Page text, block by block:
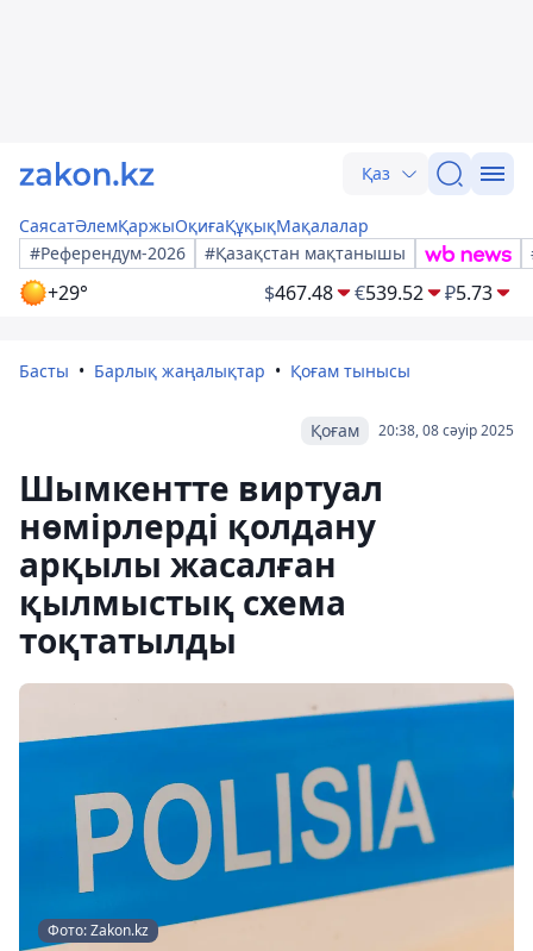
Қаз
СаясатӘлемҚаржыОқиғаҚұқықМақалалар
#Референдум-2026
#Қазақстан мақтанышы
+29° $467.48 €539.52 ₽5.73
Басты Барлық жаңалықтар Қоғам тынысы
20:38, 08 сәуір 2025
Қоғам
Шымкентте виртуал
нөмірлерді қолдану
арқылы жасалған
қылмыстық схема
тоқтатылды
Фото: Zakon.kz